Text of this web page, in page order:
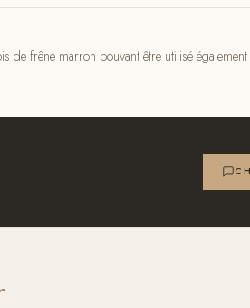
de frêne marron pouvant être utilisé